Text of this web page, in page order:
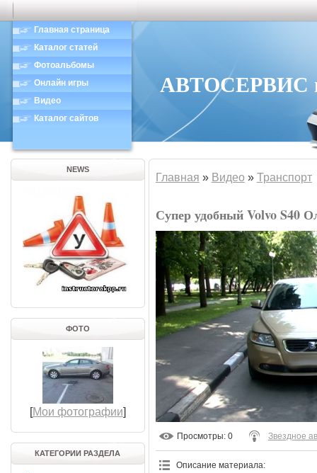
Главная страница
Каталог статей
Фотоальбомы
Онлайн игры
Видео
Каталог сайтов
АВТОСЕРВИС в
NEWS
ФОТО
[Мои фотографии]
КАТЕГОРИИ РАЗДЕЛА
Главная » Видео » Транспорт
Супер удобный Volvo S40
Просмотры: 0 Звездное
Описание материала: